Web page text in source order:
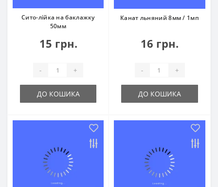
Сито-лійка на баклажку
50мм
15 грн.
- +
ДО КОШИКА
Канат льняний 8мм / 1мп
16 грн.
- +
ДО КОШИКА